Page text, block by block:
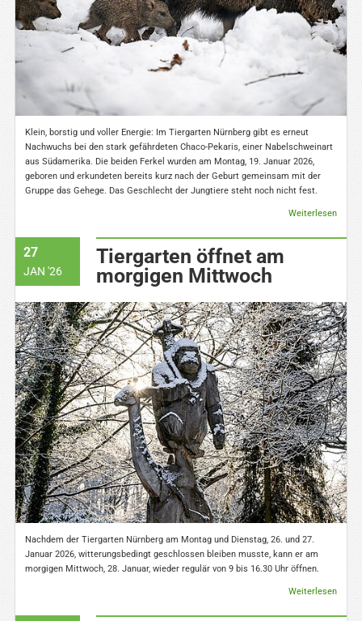
Klein, borstig und voller Energie: Im Tiergarten Nürnberg gibt es erneut
Nachwuchs bei den stark gefährdeten Chaco-Pekaris, einer Nabelschweinart
aus Südamerika. Die beiden Ferkel wurden am Montag, 19. Januar 2026,
geboren und erkundeten bereits kurz nach der Geburt gemeinsam mit der
Gruppe das Gehege. Das Geschlecht der Jungtiere steht noch nicht fest.
Weiterlesen
27
JAN '26
Tiergarten öffnet am
morgigen Mittwoch
Nachdem der Tiergarten Nürnberg am Montag und Dienstag, 26. und 27.
Januar 2026, witterungsbedingt geschlossen bleiben musste, kann er am
morgigen Mittwoch, 28. Januar, wieder regulär von 9 bis 16.30 Uhr öffnen.
Weiterlesen